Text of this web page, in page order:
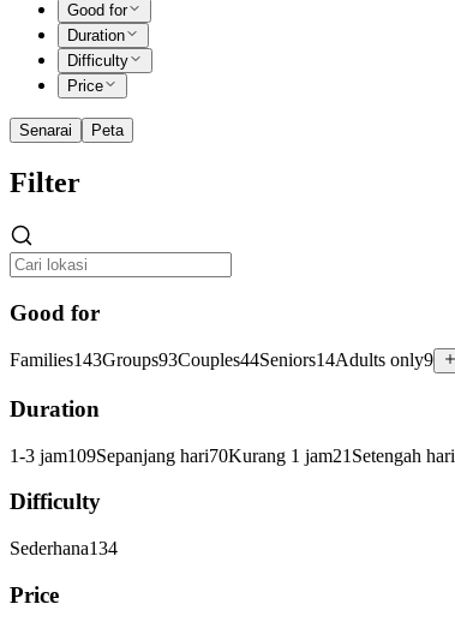
Good for
Duration
Difficulty
Price
Senarai Peta
Filter
Good for
Families143Groups93Couples44Seniors14Adults only9
Duration
1-3 jam109Sepanjang hari70Kurang 1 jam21 Setengah hari
Difficulty
Sederhana134
Price